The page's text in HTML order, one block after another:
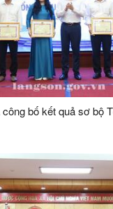
bố kết quả sơ bộ